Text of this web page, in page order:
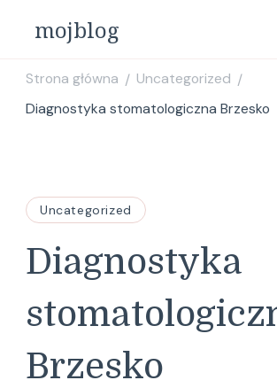
mojblog
Strona główna / Uncategorized /
Diagnostyka stomatologiczna Brzesko
Uncategorized
Diagnostyka
Brzesko